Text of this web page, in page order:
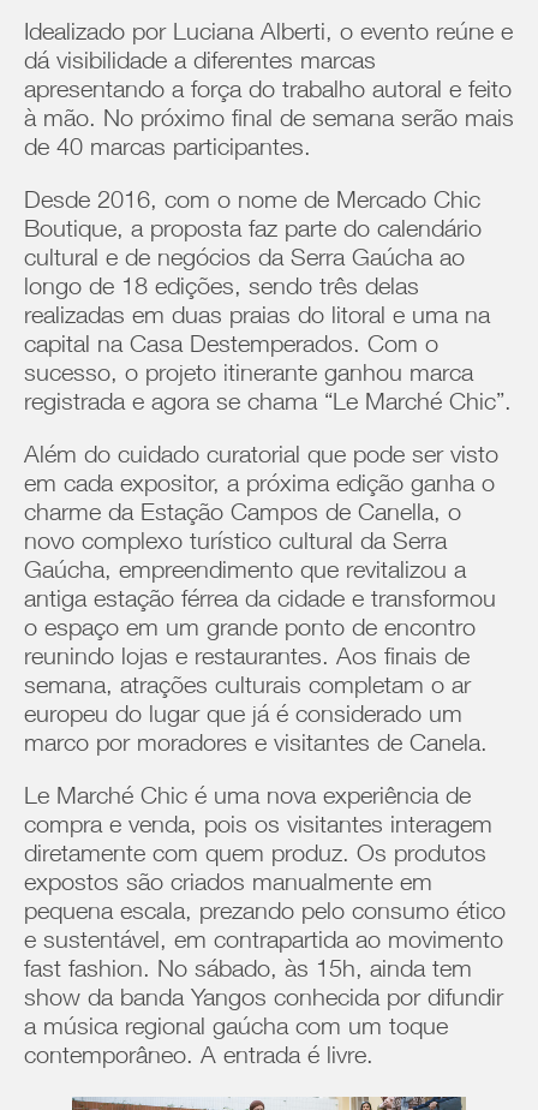
Idealizado por Luciana Alberti, o evento reúne e
dá visibilidade a diferentes marcas
apresentando a força do trabalho autoral e feito
à mão. No próximo final de semana serão mais
de 40 marcas participantes.
Desde 2016, com o nome de Mercado Chic
Boutique, a proposta faz parte do calendário
cultural e de negócios da Serra Gaúcha ao
longo de 18 edições, sendo três delas
realizadas em duas praias do litoral e uma na
capital na Casa Destemperados. Com o
sucesso, o projeto itinerante ganhou marca
registrada e agora se chama “Le Marché Chic”.
Além do cuidado curatorial que pode ser visto
em cada expositor, a próxima edição ganha o
charme da Estação Campos de Canella, o
novo complexo turístico cultural da Serra
Gaúcha, empreendimento que revitalizou a
antiga estação férrea da cidade e transformou
o espaço em um grande ponto de encontro
reunindo lojas e restaurantes. Aos finais de
semana, atrações culturais completam o ar
europeu do lugar que já é considerado um
marco por moradores e visitantes de Canela.
Le Marché Chic é uma nova experiência de
compra e venda, pois os visitantes interagem
diretamente com quem produz. Os produtos
expostos são criados manualmente em
pequena escala, prezando pelo consumo ético
e sustentável, em contrapartida ao movimento
fast fashion. No sábado, às 15h, ainda tem
show da banda Yangos conhecida por difundir
a música regional gaúcha com um toque
contemporâneo. A entrada é livre.